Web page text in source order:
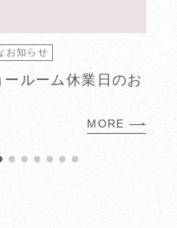
お知らせ
ルーム休業日のお
MORE